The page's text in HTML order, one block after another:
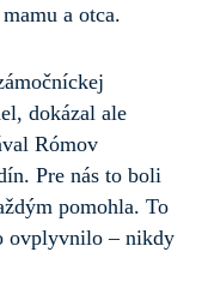
a otca.
dokázal ale
Rómov
Pre nás to boli
pomohla. To
ovplyvnilo – nikdy